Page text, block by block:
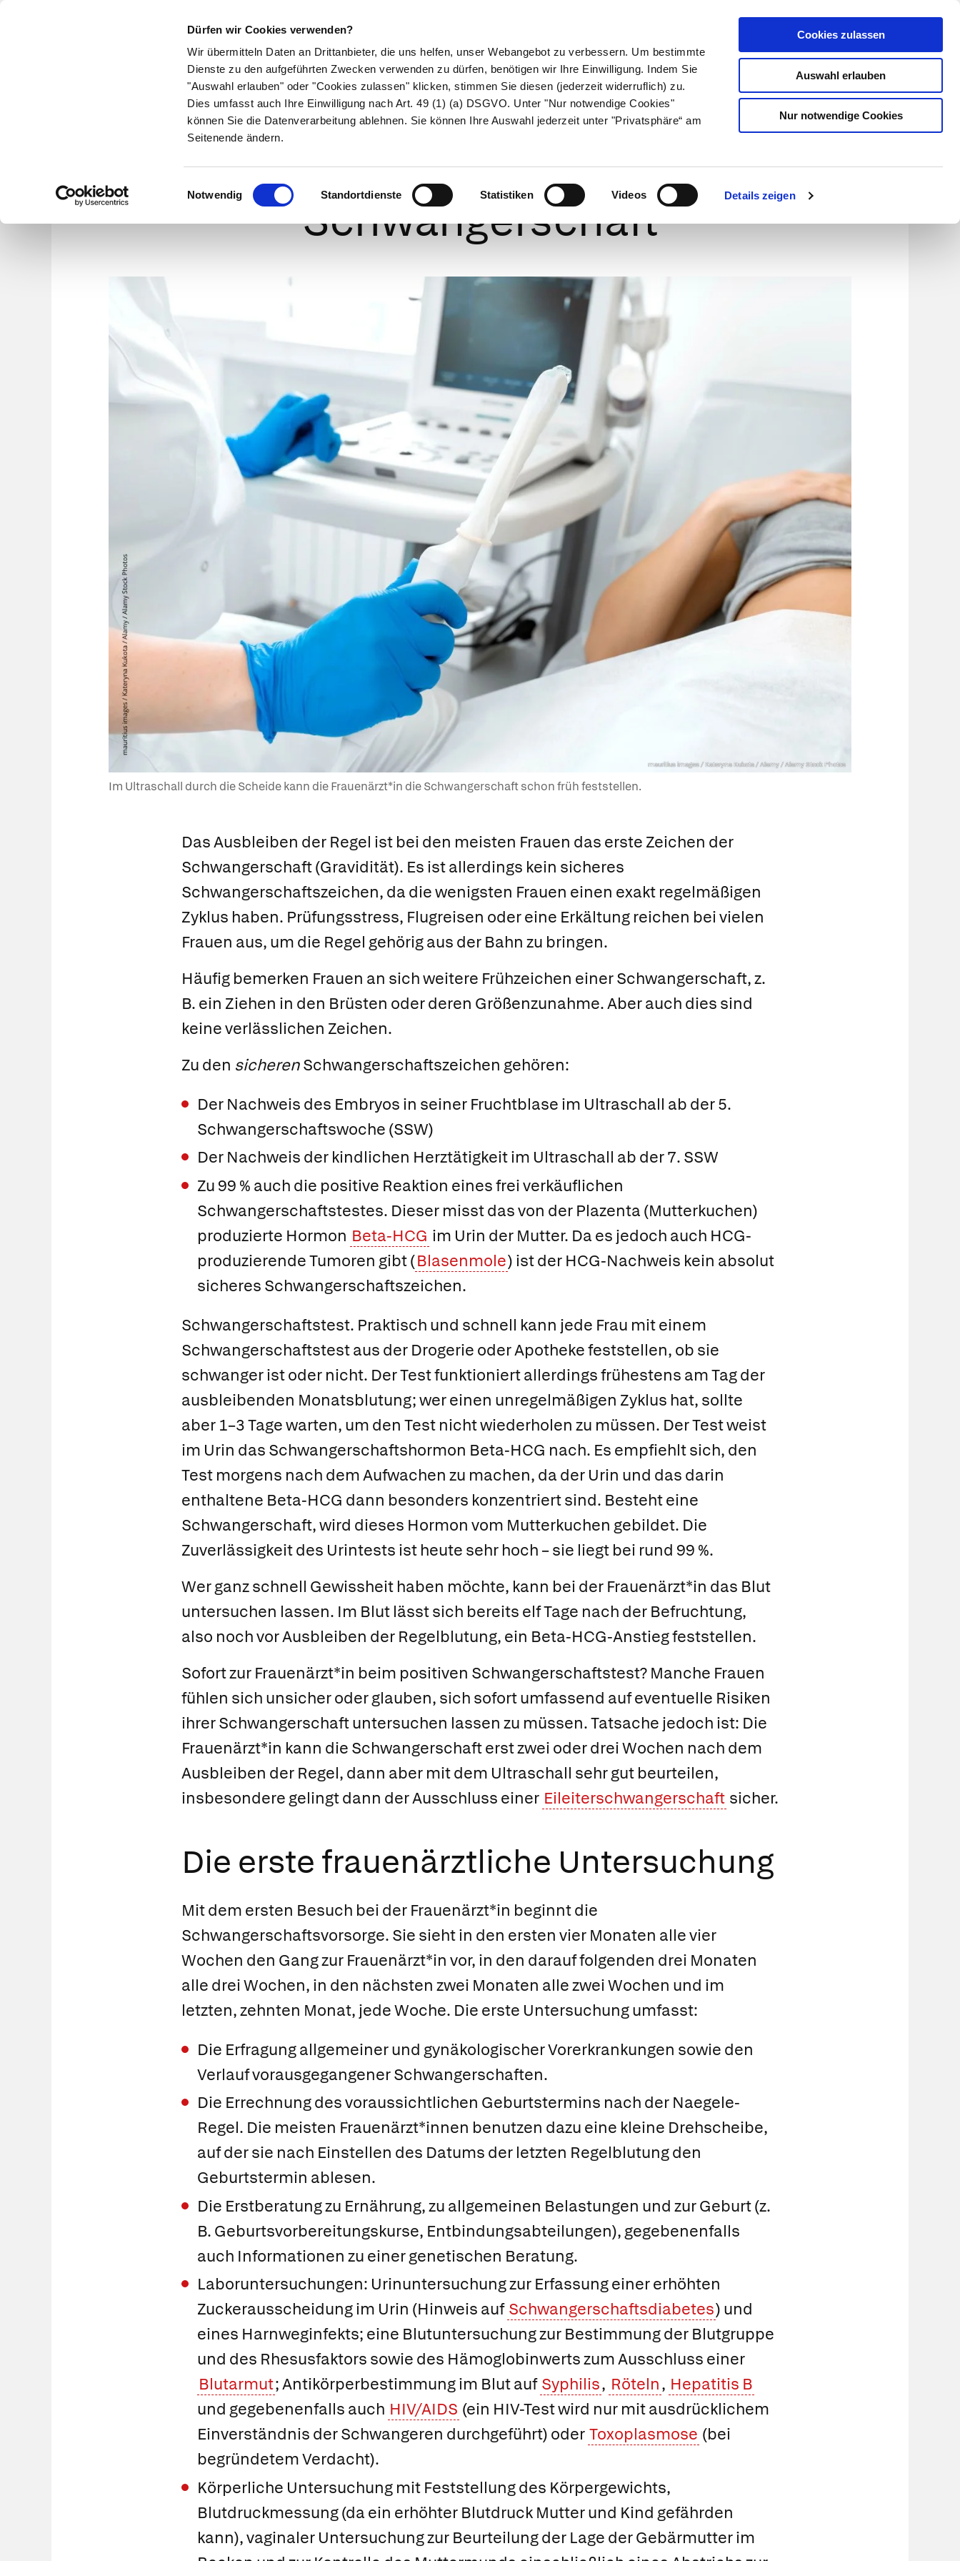
Dürfen wir Cookies verwenden?
Wir übermitteln Daten an Drittanbieter, die uns helfen, unser Webangebot zu verbessern. Um bestimmte
Dienste zu den aufgeführten Zwecken verwenden zu dürfen, benötigen wir Ihre Einwilligung. Indem Sie
"Auswahl erlauben" oder "Cookies zulassen" klicken, stimmen Sie diesen (jederzeit widerruflich) zu.
Dies umfasst auch Ihre Einwilligung nach Art. 49 (1) (a) DSGVO. Unter "Nur notwendige Cookies"
können Sie die Datenverarbeitung ablehnen. Sie können Ihre Auswahl jederzeit unter "Privatsphäre“ am
Seitenende ändern.
Einwilligungsauswahl
Notwendig Standortdienste Statistiken Videos Details zeigen
Cookies zulassen
Auswahl erlauben
Nur notwendige Cookies
Kundenlogin
Suche
Symptome Therapie Medikamente Naturheilkunde Eltern & Kind Gesund leben Über uns
Feststellung der
Schwangerschaft
mauritius images / Kateryna Kukota / Alamy / Alamy Stock Photos
Im Ultraschall durch die Scheide kann die Frauenärzt*in die Schwangerschaft schon früh feststellen.
Das Ausbleiben der Regel ist bei den meisten Frauen das erste Zeichen der
Schwangerschaft(Gravidität). Es ist allerdings kein sicheres
Schwangerschaftszeichen, da die wenigsten Frauen einen exakt regelmäßigen
Zyklus haben. Prüfungsstress, Flugreisen oder eine Erkältung reichen bei vielen
Frauen aus, um die Regel gehörig aus der Bahn zu bringen.
Häufig bemerken Frauen an sich weitere Frühzeichen einer Schwangerschaft, z.
B. ein Ziehen in den Brüsten oder deren Größenzunahme. Aber auch dies sind
keine verlässlichen Zeichen.
Zu den sicherenSchwangerschaftszeichen gehören:
Der Nachweis des Embryos in seiner Fruchtblase im Ultraschall ab der 5.
Schwangerschaftswoche (SSW)
Der Nachweis der kindlichen Herztätigkeit im Ultraschall ab der 7. SSW
Zu 99 % auch die positive Reaktion eines frei verkäuflichen
Schwangerschaftstestes. Dieser misst das von der Plazenta (Mutterkuchen)
produzierte Hormon Beta-HCG im Urin der Mutter. Da es jedoch auch HCG-
produzierende Tumoren gibt (Blasenmole) ist der HCG-Nachweis kein absolut
sicheres Schwangerschaftszeichen.
Schwangerschaftstest. Praktisch und schnell kann jede Frau mit einem
Schwangerschaftstestaus der Drogerie oder Apotheke feststellen, ob sie
schwanger ist oder nicht. Der Test funktioniert allerdings frühestens am Tag der
ausbleibenden Monatsblutung; wer einen unregelmäßigen Zyklus hat, sollte
aber 1–3 Tage warten, um den Test nicht wiederholen zu müssen. Der Test weist
im Urin das Schwangerschaftshormon Beta-HCG nach. Es empfiehlt sich, den
Test morgens nach dem Aufwachen zu machen, da der Urin und das darin
enthaltene Beta-HCG dann besonders konzentriert sind. Besteht eine
Schwangerschaft, wird dieses Hormon vom Mutterkuchen gebildet. Die
Zuverlässigkeit des Urintests ist heute sehr hoch – sie liegt bei rund 99 %.
Wer ganz schnell Gewissheit haben möchte, kann bei der Frauenärzt*in das Blut
untersuchen lassen. Im Blut lässt sich bereits elf Tage nach der Befruchtung,
also noch vor Ausbleiben der Regelblutung, ein Beta-HCG-Anstieg feststellen.
Sofort zur Frauenärzt*in beim positiven Schwangerschaftstest?Manche Frauen
fühlen sich unsicher oder glauben, sich sofort umfassend auf eventuelle Risiken
ihrer Schwangerschaft untersuchen lassen zu müssen. Tatsache jedoch ist: Die
Frauenärzt*in kann die Schwangerschaft erst zwei oder drei Wochen nach dem
Ausbleiben der Regel, dann aber mit dem Ultraschall sehr gut beurteilen,
insbesondere gelingt dann der Ausschluss einer Eileiterschwangerschaft sicher.
Die erste frauenärztliche Untersuchung
Mit dem ersten Besuch bei der Frauenärzt*in beginnt die
Schwangerschaftsvorsorge. Sie sieht in den ersten vier Monaten alle vier
Wochen den Gang zur Frauenärzt*in vor, in den darauf folgenden drei Monaten
alle drei Wochen, in den nächsten zwei Monaten alle zwei Wochen und im
letzten, zehnten Monat, jede Woche. Die erste Untersuchung umfasst:
Die Erfragung allgemeiner und gynäkologischer Vorerkrankungen sowie den
Verlauf vorausgegangener Schwangerschaften.
Die Errechnung des voraussichtlichen Geburtstermins nach der Naegele-
Regel. Die meisten Frauenärzt*innen benutzen dazu eine kleine Drehscheibe,
auf der sie nach Einstellen des Datums der letzten Regelblutung den
Geburtstermin ablesen.
Die Erstberatung zu Ernährung, zu allgemeinen Belastungen und zur Geburt (z.
B. Geburtsvorbereitungskurse, Entbindungsabteilungen), gegebenenfalls
auch Informationen zu einer genetischen Beratung.
Laboruntersuchungen: Urinuntersuchung zur Erfassung einer erhöhten
Zuckerausscheidung im Urin (Hinweis auf Schwangerschaftsdiabetes) und
eines Harnweginfekts; eine Blutuntersuchung zur Bestimmung der Blutgruppe
und des Rhesusfaktors sowie des Hämoglobinwerts zum Ausschluss einer
Blutarmut; Antikörperbestimmung im Blut auf Syphilis, Röteln, Hepatitis B
und gegebenenfalls auch HIV/AIDS (ein HIV-Test wird nur mit ausdrücklichem
Einverständnis der Schwangeren durchgeführt) oder Toxoplasmose (bei
begründetem Verdacht).
Körperliche Untersuchung mit Feststellung des Körpergewichts,
Blutdruckmessung (da ein erhöhter Blutdruck Mutter und Kind gefährden
kann), vaginaler Untersuchung zur Beurteilung der Lage der Gebärmutter im